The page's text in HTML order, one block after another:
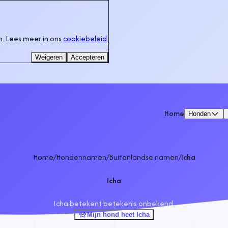
Home Honden
Home/Hondennamen/Buitenlandse namen/Icha
Icha
Icha betekent betekenis onbekend.
Mijn hond heet Icha
Lees meer in onscookiebeleid.
Weigeren Accepteren